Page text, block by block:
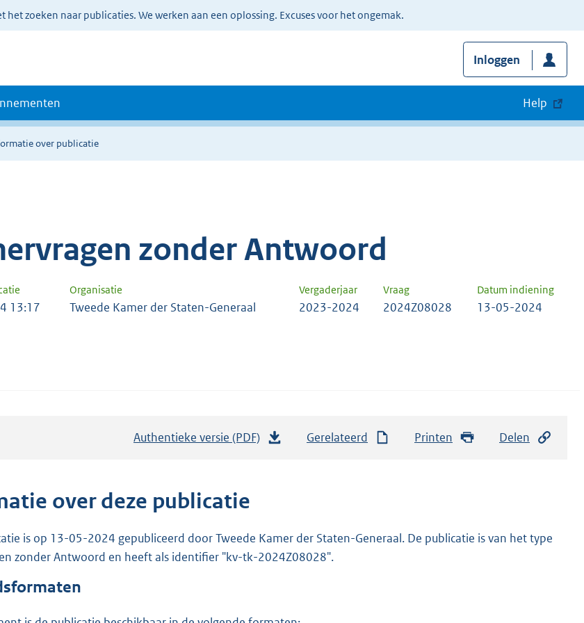
zoeken naar publicaties. We werken aan een oplossing. Excuses voor het ongemak.
Inloggen
Help
over publicatie
zonder Antwoord
Organisatie Vergaderjaar Vraag Datum indiening
13:17 Tweede Kamer der Staten-Generaal 2023-2024 2024Z08028 13-05-2024
Authentieke versie (PDF)
n
d
Gerelateerd Printen Delen
over deze publicatie
is op 13-05-2024 gepubliceerd door Tweede Kamer der Staten-Generaal. De publicatie is van het type
zonder Antwoord en heeft als identifier "kv-tk-2024Z08028".